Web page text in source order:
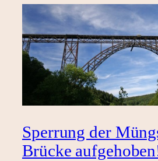
Sperrung der
Brücke